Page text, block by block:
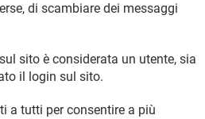
di scambiare dei messaggi
sito è considerata un utente, sia
il login sul sito.
a tutti per consentire a più